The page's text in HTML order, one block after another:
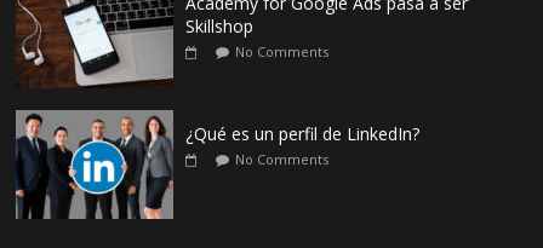
Skillshop
No Comments
¿Qué es un perfil de LinkedIn?
No Comments